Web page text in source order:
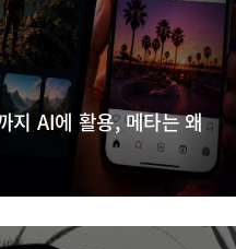
지 AI에 활용, 메타는 왜